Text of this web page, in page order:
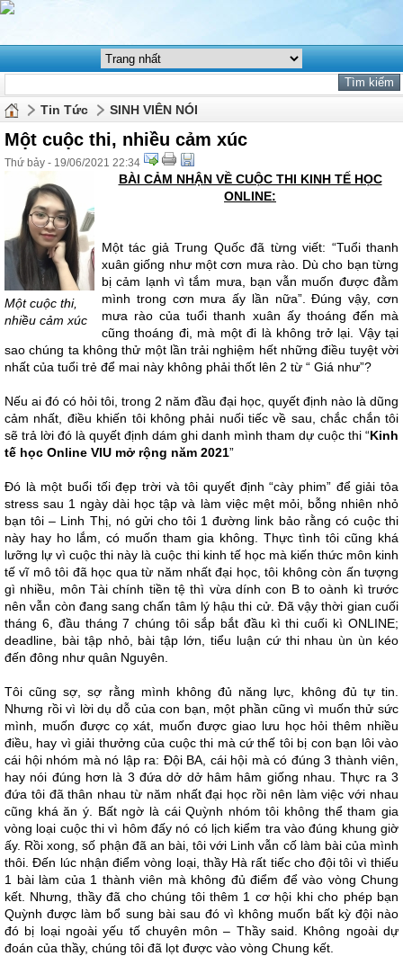
Tin Tức SINH VIÊN NÓI
Một cuộc thi, nhiều cảm xúc
Thứ bảy - 19/06/2021 22:34
Một cuộc thi,
nhiều cảm xúc
BÀI CẢM NHẬN VỀ CUỘC THI KINH TẾ HỌC
ONLINE:
Một tác giả Trung Quốc đã từng viết: “Tuổi thanh
xuân giống như một cơn mưa rào. Dù cho bạn từng
bị cảm lạnh vì tắm mưa, bạn vẫn muốn được đằm
mình trong cơn mưa ấy lần nữa”. Đúng vậy, cơn
mưa rào của tuổi thanh xuân ấy thoáng đến mà
cũng thoáng đi, mà một đi là không trở lại. Vậy tại
sao chúng ta không thử một lần trải nghiệm hết những điều tuyệt vời
nhất của tuổi trẻ để mai này không phải thốt lên 2 từ “ Giá như”?
Nếu ai đó có hỏi tôi, trong 2 năm đầu đại học, quyết định nào là dũng
cảm nhất, điều khiến tôi không phải nuối tiếc về sau, chắc chắn tôi
sẽ trả lời đó là quyết định dám ghi danh mình tham dự cuộc thi “Kinh
tế học Online VIU mở rộng năm 2021”
Đó là một buổi tối đẹp trời và tôi quyết định “cày phim” để giải tỏa
stress sau 1 ngày dài học tập và làm việc mệt mỏi, bỗng nhiên nhỏ
bạn tôi – Linh Thị, nó gửi cho tôi 1 đường link bảo rằng có cuộc thi
này hay ho lắm, có muốn tham gia không. Thực tình tôi cũng khá
lưỡng lự vì cuộc thi này là cuộc thi kinh tế học mà kiến thức môn kinh
tế vĩ mô tôi đã học qua từ năm nhất đại học, tôi không còn ấn tượng
gì nhiều, môn Tài chính tiền tệ thì vừa dính con B to oành kì trước
nên vẫn còn đang sang chấn tâm lý hậu thi cử. Đã vậy thời gian cuối
tháng 6, đầu tháng 7 chúng tôi sắp bắt đầu kì thi cuối kì ONLINE;
deadline, bài tập nhỏ, bài tập lớn, tiểu luận cứ thi nhau ùn ùn kéo
đến đông như quân Nguyên.
Tôi cũng sợ, sợ rằng mình không đủ năng lực, không đủ tự tin.
Nhưng rồi vì lời dụ dỗ của con bạn, một phần cũng vì muốn thử sức
mình, muốn được cọ xát, muốn được giao lưu học hỏi thêm nhiều
điều, hay vì giải thưởng của cuộc thi mà cứ thế tôi bị con bạn lôi vào
cái hội nhóm mà nó lập ra: Đội BA, cái hội mà có đúng 3 thành viên,
hay nói đúng hơn là 3 đứa dở dở hâm hâm giống nhau. Thực ra 3
đứa tôi đã thân nhau từ năm nhất đại học rồi nên làm việc với nhau
cũng khá ăn ý. Bất ngờ là cái Quỳnh nhóm tôi không thể tham gia
vòng loại cuộc thi vì hôm đấy nó có lịch kiểm tra vào đúng khung giờ
ấy. Rồi xong, số phận đã an bài, tôi với Linh vẫn cố làm bài của mình
thôi. Đến lúc nhận điểm vòng loại, thầy Hà rất tiếc cho đội tôi vì thiếu
1 bài làm của 1 thành viên mà không đủ điểm để vào vòng Chung
kết. Nhưng, thầy đã cho chúng tôi thêm 1 cơ hội khi cho phép bạn
Quỳnh được làm bổ sung bài sau đó vì không muốn bất kỳ đội nào
đó bị loại ngoài yếu tố chuyên môn – Thầy said. Không ngoài dự
đoán của thầy, chúng tôi đã lọt được vào vòng Chung kết.